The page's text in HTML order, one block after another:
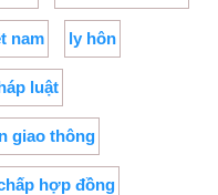
nam ly hôn
luật
giao thông
hợp đồng